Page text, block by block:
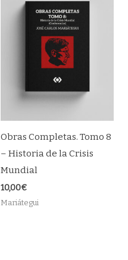
Obras Completas. Tomo 8
– Historia de la Crisis
Mundial
10,00€
Mariátegui